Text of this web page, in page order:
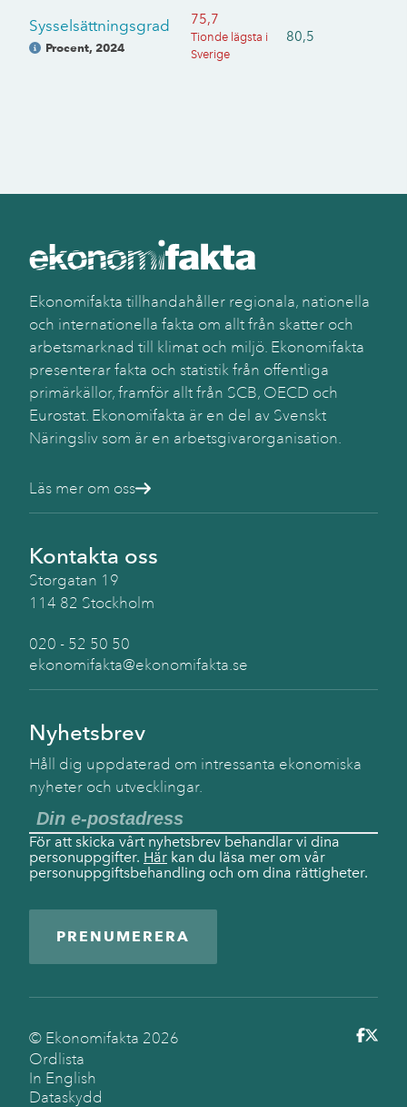
Sysselsättningsgrad
Procent, 2024
75,7
Tionde lägsta i
Sverige
80,5
Ekonomifakta tillhandahåller regionala, nationella
och internationella fakta om allt från skatter och
arbetsmarknad till klimat och miljö. Ekonomifakta
presenterar fakta och statistik från offentliga
primärkällor, framför allt från SCB, OECD och
Eurostat. Ekonomifakta är en del av Svenskt
Näringsliv som är en arbetsgivarorganisation.
Läs mer om oss
Kontakta oss
Storgatan 19
114 82 Stockholm
020 - 52 50 50
ekonomifakta@ekonomifakta.se
Nyhetsbrev
Håll dig uppdaterad om intressanta ekonomiska
nyheter och utvecklingar.
För att skicka vårt nyhetsbrev behandlar vi dina
personuppgifter. Här kan du läsa mer om vår
personuppgiftsbehandling och om dina rättigheter.
PRENUMERERA
© Ekonomifakta 2026
Ordlista
In English
Dataskydd